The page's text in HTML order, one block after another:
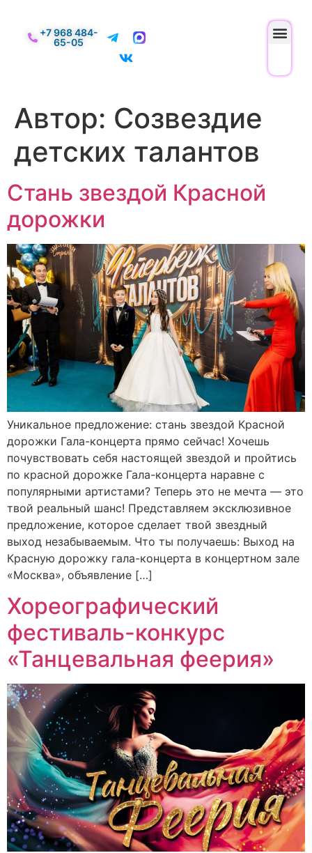
+7 968 484-
65-05
Автор: Созвездие
детских талантов
Стань звездой Красной
дорожки
Уникальное предложение: стань звездой Красной
дорожки Гала-концерта прямо сейчас! Хочешь
почувствовать себя настоящей звездой и пройтись
по красной дорожке Гала-концерта наравне с
популярными артистами? Теперь это не мечта — это
твой реальный шанс! Представляем эксклюзивное
предложение, которое сделает твой звездный
выход незабываемым. Что ты получаешь: Выход на
Красную дорожку гала-концерта в концертном зале
«Москва», объявление […]
Хореографический
фестиваль-конкурс
«Танцевальная феерия»